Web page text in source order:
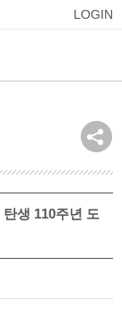
LOGIN
생 110주년 도